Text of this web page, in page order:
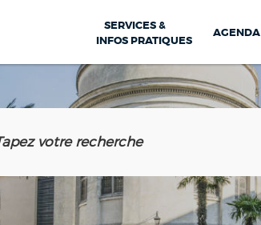
SERVICES &
INFOS PRATIQUES
AGENDA